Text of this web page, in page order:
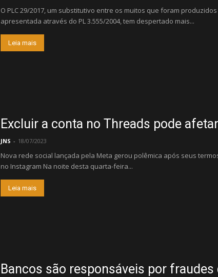
O PLC 29/2017, um substitutivo entre os muitos que foram
apresentada através do PL 3.555/2004, tem despertado mais...
Leia mais
Excluir a conta no Threads pode
JNS - 18/07/2023
Nova rede social lançada pela Meta gerou polêmica após seus
no Instagram Na noite desta quarta-feira...
Leia mais
Bancos são responsáveis por